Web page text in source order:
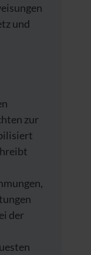
und
zur
der